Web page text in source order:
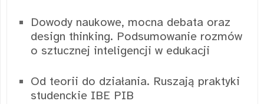
Dowody naukowe, mocna debata oraz
design thinking. Podsumowanie rozmów
o sztucznej inteligencji w edukacji
Od teorii do działania. Ruszają praktyki
studenckie IBE PIB